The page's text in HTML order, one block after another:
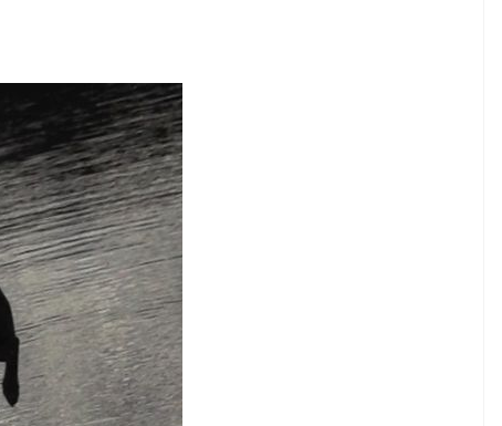
si
Skúsenosti môjho
šteňa so zápalom
psov: príznaky a
ďalšie